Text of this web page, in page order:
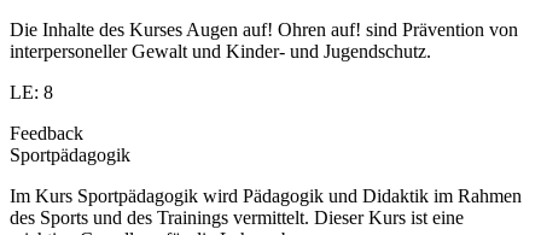
Die Inhalte des Kurses Augen auf! Ohren auf! sind Prävention von
interpersoneller Gewalt und Kinder- und Jugendschutz.
LE: 8
Feedback
Sportpädagogik
Im Kurs Sportpädagogik wird Pädagogik und Didaktik im Rahmen
des Sports und des Trainings vermittelt. Dieser Kurs ist eine